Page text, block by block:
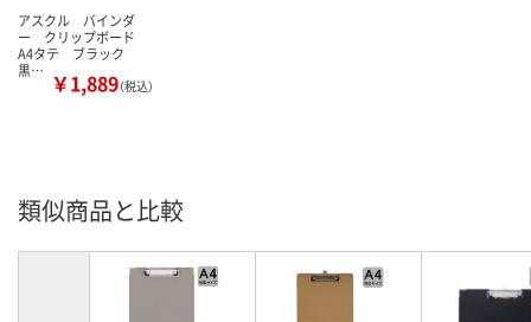
アスクル バインダ
ー クリップボード
A4タテ ブラック
黒… ￥1,889（税込）
類似商品と比較